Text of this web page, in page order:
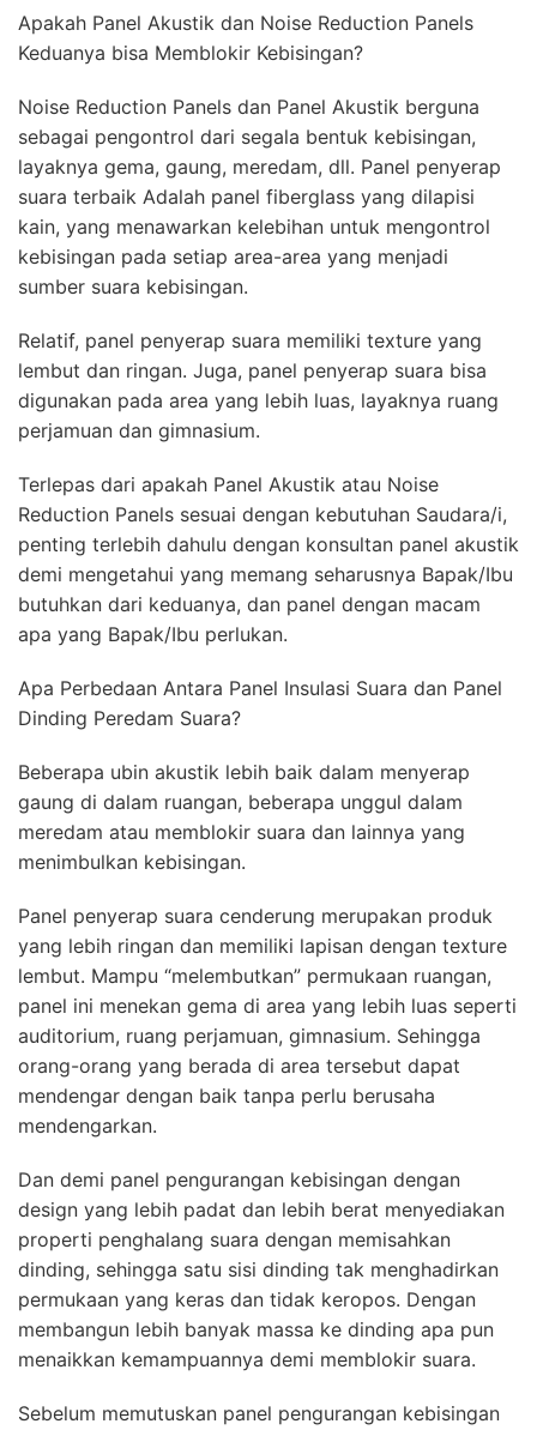
Apakah Panel Akustik dan Noise Reduction Panels
Keduanya bisa Memblokir Kebisingan?
Noise Reduction Panels dan Panel Akustik berguna
sebagai pengontrol dari segala bentuk kebisingan,
layaknya gema, gaung, meredam, dll. Panel penyerap
suara terbaik Adalah panel fiberglass yang dilapisi
kain, yang menawarkan kelebihan untuk mengontrol
kebisingan pada setiap area-area yang menjadi
sumber suara kebisingan.
Relatif, panel penyerap suara memiliki texture yang
lembut dan ringan. Juga, panel penyerap suara bisa
digunakan pada area yang lebih luas, layaknya ruang
perjamuan dan gimnasium.
Terlepas dari apakah Panel Akustik atau Noise
Reduction Panels sesuai dengan kebutuhan Saudara/i,
penting terlebih dahulu dengan konsultan panel akustik
demi mengetahui yang memang seharusnya Bapak/Ibu
butuhkan dari keduanya, dan panel dengan macam
apa yang Bapak/Ibu perlukan.
Apa Perbedaan Antara Panel Insulasi Suara dan Panel
Dinding Peredam Suara?
Beberapa ubin akustik lebih baik dalam menyerap
gaung di dalam ruangan, beberapa unggul dalam
meredam atau memblokir suara dan lainnya yang
menimbulkan kebisingan.
Panel penyerap suara cenderung merupakan produk
yang lebih ringan dan memiliki lapisan dengan texture
lembut. Mampu “melembutkan” permukaan ruangan,
panel ini menekan gema di area yang lebih luas seperti
auditorium, ruang perjamuan, gimnasium. Sehingga
orang-orang yang berada di area tersebut dapat
mendengar dengan baik tanpa perlu berusaha
mendengarkan.
Dan demi panel pengurangan kebisingan dengan
design yang lebih padat dan lebih berat menyediakan
properti penghalang suara dengan memisahkan
dinding, sehingga satu sisi dinding tak menghadirkan
permukaan yang keras dan tidak keropos. Dengan
membangun lebih banyak massa ke dinding apa pun
menaikkan kemampuannya demi memblokir suara.
Sebelum memutuskan panel pengurangan kebisingan